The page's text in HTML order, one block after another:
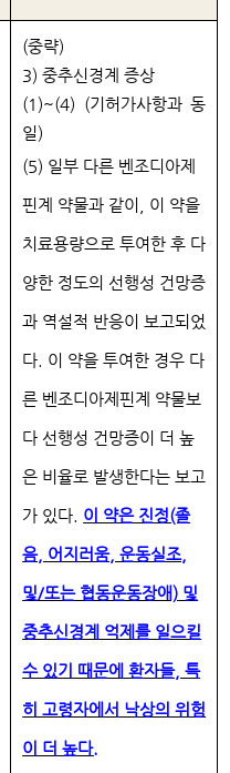
(중략)
3) 중추신경계 증상
(1)~(4) (기허가사항과 동
일)
(5) 일부 다른 벤조디아제
핀계 약물과 같이, 이 약을
치료용량으로 투여한 후 다
양한 정도의 선행성 건망증
과 역설적 반응이 보고되었
다. 이 약을 투여한 경우 다
른 벤조디아제핀계 약물보
다 선행성 건망증이 더 높
은 비율로 발생한다는 보고
가 있다. 이 약은 진정(졸
음, 어지러움, 운동실조,
및/또는 협동운동장애) 및
중추신경계 억제를 일으킬
수 있기 때문에 환자들, 특
히 고령자에서 낙상의 위험
이 더 높다.